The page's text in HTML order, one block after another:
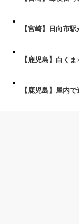
【宮崎】日向市
【鹿児島】白く
【鹿児島】屋内